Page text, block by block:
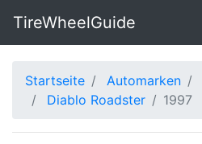
TireWheelGuide
Startseite Automarken
Diablo Roadster
1997